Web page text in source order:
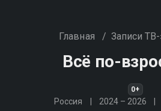
Главная / Записи
Всё по-
0+
Россия 2024 – 2026